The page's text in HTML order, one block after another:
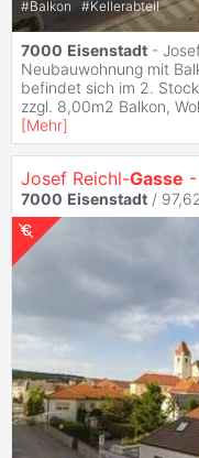
#Balkon #Kellerabteil
7000 Eisenstadt -
Neubauwohnung mit
befindet sich im 2.
zzgl. 8,00m2 Balkon,
[Mehr]
Josef Reichl-Gasse -
7000 Eisenstadt /